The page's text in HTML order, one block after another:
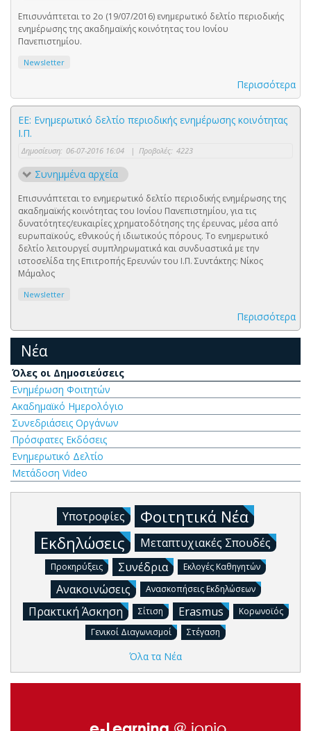
Επισυνάπτεται το 2o (19/07/2016) ενημερωτικό δελτίο περιοδικής
ενημέρωσης της ακαδημαϊκής κοινότητας του Ιονίου
Πανεπιστημίου.
Newsletter
Περισσότερα
ΕΕ: Ενημερωτικό δελτίο περιοδικής ενημέρωσης κοινότητας
Ι.Π.
Δημοσίευση: 06-07-2016 16:04 | Προβολές: 4223
Συνημμένα αρχεία
Επισυνάπτεται το ενημερωτικό δελτίο περιοδικής ενημέρωσης της
ακαδημαϊκής κοινότητας του Ιονίου Πανεπιστημίου, για τις
δυνατότητες/ευκαιρίες χρηματοδότησης της έρευνας, μέσα από
ευρωπαϊκούς, εθνικούς ή ιδιωτικούς πόρους. Το ενημερωτικό
δελτίο λειτουργεί συμπληρωματικά και συνδυαστικά με την
ιστοσελίδα της Επιτροπής Ερευνών του Ι.Π. Συντάκτης: Νίκος
Μάμαλος
Newsletter
Περισσότερα
Νέα
Όλες οι Δημοσιεύσεις
Ενημέρωση Φοιτητών
Ακαδημαϊκό Ημερολόγιο
Συνεδριάσεις Οργάνων
Πρόσφατες Εκδόσεις
Ενημερωτικό Δελτίο
Μετάδοση Video
Υποτροφίες
Φοιτητικά Νέα
Εκδηλώσεις
Μεταπτυχιακές Σπουδές
Προκηρύξεις Συνέδρια Εκλογές Καθηγητών
Ανακοινώσεις Ανασκοπήσεις Εκδηλώσεων
Πρακτική Άσκηση Σίτιση Erasmus
Κορωνοϊός
Γενικοί Διαγωνισμοί
Στέγαση
Όλα τα Νέα